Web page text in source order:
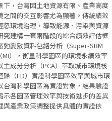
下，台灣因土地資源有限、產業高度
之間的交互影響尤為顯著。傳統績效
忽環境治理，導致能源、污染與資源
究建構一套兩階段的綜合績效評估框
變數資料包絡分析（Super-SBM
），衡量科學園區的環境永續效率
成分分析（PCA）萃取城市環境核
歸（FD）實證科學園區效率與城市環
灣科學園區為實證對象，結果驗證
示各園區管理效率與技術進步的差異
產業政策調整提供具體的實證依